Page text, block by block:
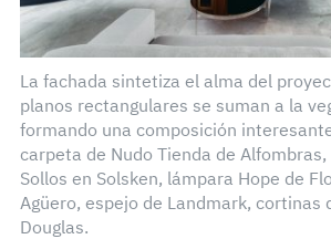
La fachada sintetiza el alma del
planos rectangulares se suman a la
formando una composición
carpeta de Nudo Tienda de
Sollos en Solsken, lámpara Hope de
Agüero, espejo de Landmark, cortinas
Douglas.